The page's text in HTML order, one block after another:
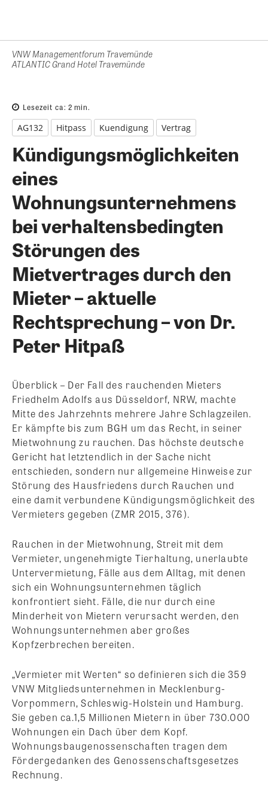
VNW Managementforum Travemünde
ATLANTIC Grand Hotel Travemünde
Lesezeit ca: 2 min.
AG132 Hitpass Kuendigung Vertrag
Kündigungsmöglichkeiten
eines
Wohnungsunternehmens
bei verhaltensbedingten
Störungen des
Mietvertrages durch den
Mieter – aktuelle
Rechtsprechung – von Dr.
Peter Hitpaß
Überblick – Der Fall des rauchenden Mieters
Friedhelm Adolfs aus Düsseldorf, NRW, machte
Mitte des Jahrzehnts mehrere Jahre Schlagzeilen.
Er kämpfte bis zum BGH um das Recht, in seiner
Mietwohnung zu rauchen. Das höchste deutsche
Gericht hat letztendlich in der Sache nicht
entschieden, sondern nur allgemeine Hinweise zur
Störung des Hausfriedens durch Rauchen und
eine damit verbundene Kündigungsmöglichkeit des
Vermieters gegeben (ZMR 2015, 376).
Rauchen in der Mietwohnung, Streit mit dem
Vermieter, ungenehmigte Tierhaltung, unerlaubte
Untervermietung, Fälle aus dem Alltag, mit denen
sich ein Wohnungsunternehmen täglich
konfrontiert sieht. Fälle, die nur durch eine
Minderheit von Mietern verursacht werden, den
Wohnungsunternehmen aber großes
Kopfzerbrechen bereiten.
„Vermieter mit Werten“ so definieren sich die 359
VNW Mitgliedsunternehmen in Mecklenburg-
Vorpommern, Schleswig-Holstein und Hamburg.
Sie geben ca.1,5 Millionen Mietern in über 730.000
Wohnungen ein Dach über dem Kopf.
Wohnungsbaugenossenschaften tragen dem
Fördergedanken des Genossenschaftsgesetzes
Rechnung.